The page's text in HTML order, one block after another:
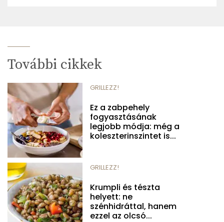
További cikkek
GRILLEZZ!
Ez a zabpehely
fogyasztásának
legjobb módja: még a
koleszterinszintet is...
GRILLEZZ!
Krumpli és tészta
helyett: ne
szénhidráttal, hanem
ezzel az olcsó...